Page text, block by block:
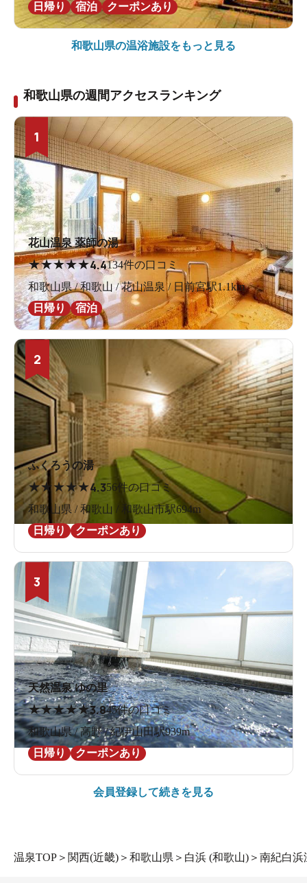
日帰り
宿泊 クーポンあり
和歌山県の温浴施設をもっと見る
和歌山県の週間アクセスランキング
1
花山温泉 薬師の湯
★★★★★4.4134件の口コミ
和歌山県 / 和歌山 / 花山温泉 / 日前宮駅1.1km
日帰り
宿泊
2
ふくろうの湯
★★ ★★★4.356件の口コミ
和歌山県 / 和歌山 / 和歌山市駅694m
日帰り
クーポンあり
3
天然温泉 ゆの里
★★★★★3.845件の口コミ
和歌山県 / 高野 / 紀伊山田駅939m
日帰り
クーポンあり
会員登録して続きを見る
温泉TOP ＞ 関西(近畿) ＞ 和歌山県 ＞ 白浜 (和歌山) ＞ 南紀白浜